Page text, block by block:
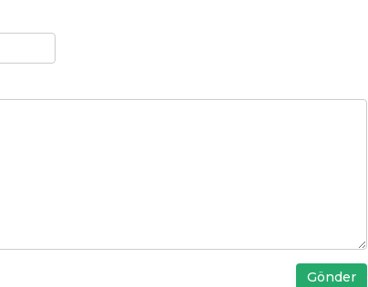
Gönder